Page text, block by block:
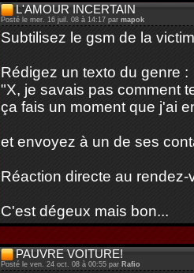
L'AMOUR INCERTAIN
Posté le mer. 16 juil. 08 à 14:17 par mapok
Subtilisez le gsm de la
Rédigez un texto du genre :
"X, je savais pas comment
ça fais un moment que j'ai
et envoyez à un de ses
Réaction directe au
C'est dégeux mais bon...
PAUVRE VOITURE!
Posté le ven. 24 oct. 08 à 00:55 par Rafio